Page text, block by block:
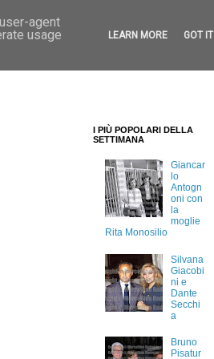
I PIÙ POPOLARI DELLA
SETTIMANA
Giancar
lo
Antogn
oni con
la
moglie
Rita Monosilio
Silvana
Giacobi
ni e
Dante
Secchi
a
Bruno
Pisatur
agent
usage
LEARN MORE GOT IT